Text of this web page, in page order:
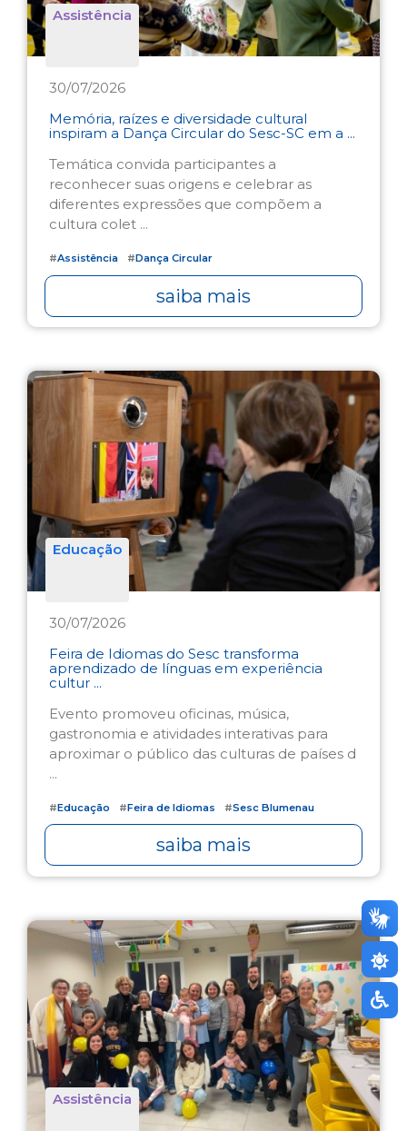
Assistência
30/07/2026
Memória, raízes e diversidade cultural
inspiram a Dança Circular do Sesc-SC em a ...
Temática convida participantes a
reconhecer suas origens e celebrar as
diferentes expressões que compõem a
cultura colet ...
#Assistência #Dança Circular
saiba mais
Educação
30/07/2026
Feira de Idiomas do Sesc transforma
aprendizado de línguas em experiência
cultur ...
Evento promoveu oficinas, música,
gastronomia e atividades interativas para
aproximar o público das culturas de países d
...
#Educação #Feira de Idiomas #Sesc Blumenau
saiba mais
Assistência